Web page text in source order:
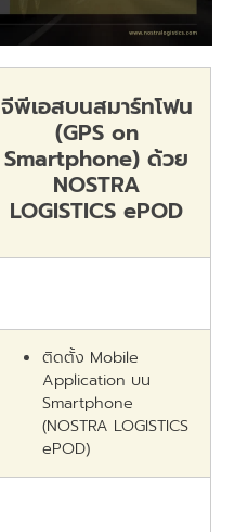
จีพีเอสบนสมาร์ทโฟน
(GPS on
Smartphone)ด้วย
NOSTRA
LOGISTICS ePOD
ติดตั้ง Mobile
Application บน
Smartphone
(NOSTRA LOGISTICS
ePOD)